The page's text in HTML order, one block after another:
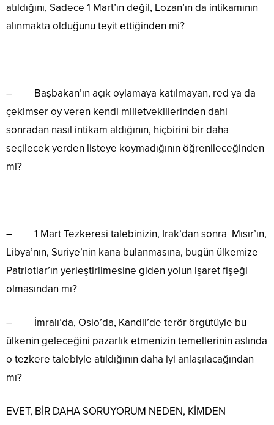
atıldığını, Sadece 1 Mart’ın değil, Lozan’ın da intikamının
alınmakta olduğunu teyit ettiğinden mi?
– Başbakan’ın açık oylamaya katılmayan, red ya da
çekimser oy veren kendi milletvekillerinden dahi
sonradan nasıl intikam aldığının, hiçbirini bir daha
seçilecek yerden listeye koymadığının öğrenileceğinden
mi?
– 1 Mart Tezkeresi talebinizin, Irak’dan sonra Mısır’ın,
Libya’nın, Suriye’nin kana bulanmasına, bugün ülkemize
Patriotlar’ın yerleştirilmesine giden yolun işaret fişeği
olmasından mı?
– İmralı’da, Oslo’da, Kandil’de terör örgütüyle bu
ülkenin geleceğini pazarlık etmenizin temellerinin aslında
o tezkere talebiyle atıldığının daha iyi anlaşılacağından
mı?
EVET, BİR DAHA SORUYORUM NEDEN, KİMDEN